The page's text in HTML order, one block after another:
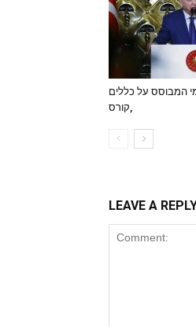
המבוסס על כללים
,קורס
LEAVE A